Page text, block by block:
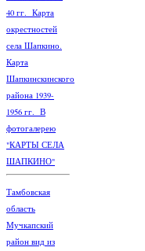
40 гг. Карта
окрестностей
села Шапкино.
Карта
Шапкинскинского
района 1939-
1956 гг. В
фотогалерею
"КАРТЫ СЕЛА
ШАПКИНО"
Тамбовская
область
Мучкапский
район вид из